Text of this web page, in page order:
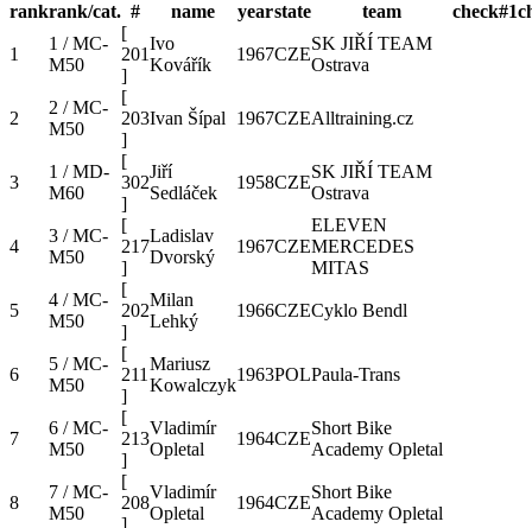
rankrank/cat. # name yearstate team check#1
1
1 / MC-
M50
[
201
]
Ivo
Kovářík
1967CZE
SK JIŘÍ TEAM
Ostrava
2
2 / MC-
M50
[
203
]
Ivan Šípal 1967CZEAlltraining.cz
3
1 / MD-
M60
[
302
]
Jiří
Sedláček
1958CZE
SK JIŘÍ TEAM
Ostrava
4
3 / MC-
M50
[
217
]
Ladislav
Dvorský
1967CZE
ELEVEN
MERCEDES
MITAS
5
4 / MC-
M50
[
202
]
Milan
Lehký
1966CZECyklo Bendl
6
5 / MC-
M50
[
211
]
Mariusz
Kowalczyk
1963POLPaula-Trans
7
6 / MC-
M50
[
213
]
Vladimír
Opletal
1964CZE
Short Bike
Academy Opletal
8
7 / MC-
M50
[
208
Vladimír
Opletal
1964CZE
Short Bike
Academy Opletal